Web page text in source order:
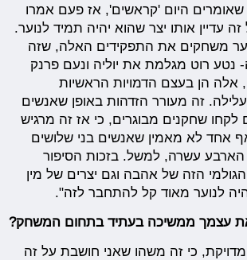
היום 'קראשים', אז פעם אמרו
עדיין אותו יצר שהוא יהיה תמיד לנוער.
משחקים את התפקידים האלה, שזה
נטע רוט מגלמת את יוליה ונעם פרנק
אלה הן בעצם הדמויות הראשיות
זה מעורר הזדהות באופן שאנשים
שחקנים מבוגרים, כי אז זה מרגיש
אחד לא מאמין שאנשים בני שלושים
הארבע עשרה, למשל. בזכות הסיפור
הזה של אהבה וגם יצרים של מין
לנוער מאוד קל להתחבר לזה".
עצמך ממשיכה בעתיד בתחום המשחק?
כי זה משהו שאני חושבת על זה